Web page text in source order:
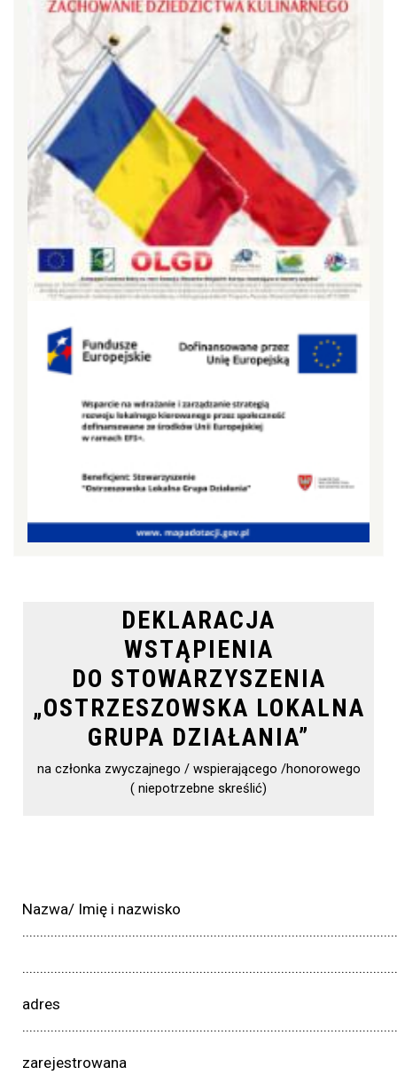
DEKLARACJA
WSTĄPIENIA
DO STOWARZYSZENIA
„OSTRZESZOWSKA LOKALNA
GRUPA DZIAŁANIA”
na członka zwyczajnego / wspierającego /honorowego
( niepotrzebne skreślić)
Nazwa/ Imię i nazwisko
adres
zarejestrowana